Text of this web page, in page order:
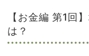
【お金編 第1回
は？